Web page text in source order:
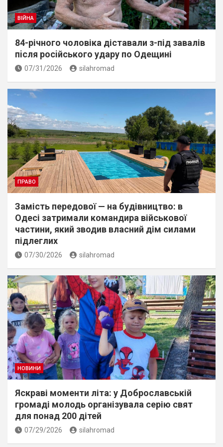
ВІЙНА
84-річного чоловіка діставали з-під завалів
пiсля росiйського удару по Одещині
07/31/2026 silahromad
ПРАВО
Замість передової — на будівництво: в
Одесі затримали командира військової
частини, який зводив власний дім силами
підлеглих
07/30/2026 silahromad
НОВИНИ
Яскраві моменти літа: у Доброславській
громаді молодь організувала серію свят
для понад 200 дітей
07/29/2026 silahromad